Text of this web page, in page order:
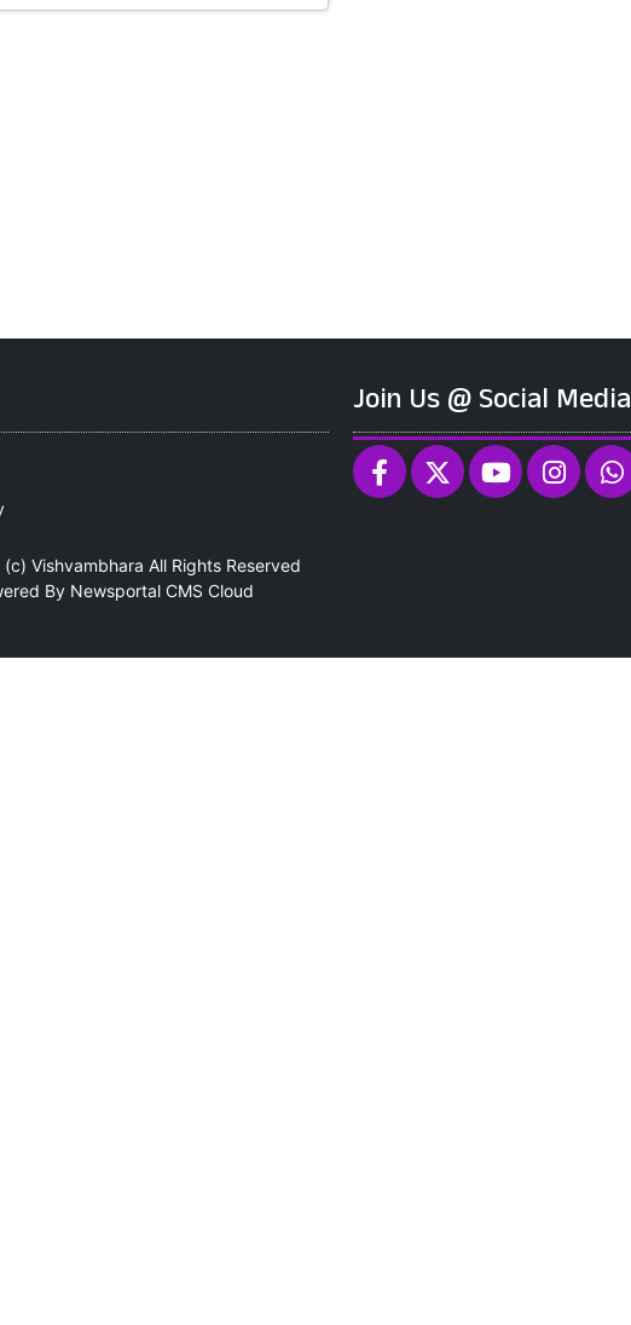
Join Us @ Social Media
(c) Vishvambhara All Rights Reserved
By Newsportal CMS Cloud